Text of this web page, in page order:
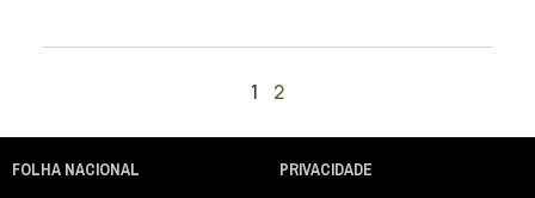
1 2
FOLHA NACIONAL PRIVACIDADE